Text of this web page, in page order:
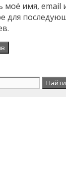
моё имя, email
для